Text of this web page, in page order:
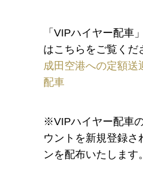
「VIPハイヤー配車
はこちらをご覧くだ
成田空港への定額送
配車
※VIPハイヤー配車
ウントを新規登録さ
ンを配布いたします。